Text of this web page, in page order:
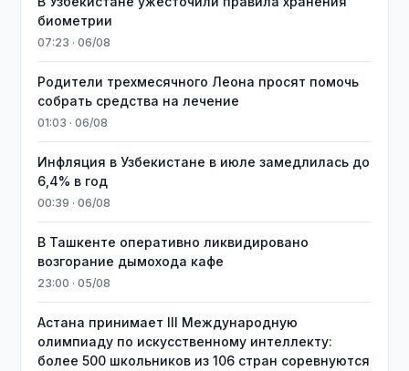
биометрии
07:23 · 06/08
Родители трехмесячного Леона просят помочь
собрать средства на лечение
01:03 · 06/08
Инфляция в Узбекистане в июле замедлилась до
6,4% в год
00:39 · 06/08
В Ташкенте оперативно ликвидировано
возгорание дымохода кафе
23:00 · 05/08
Астана принимает III Международную
олимпиаду по искусственному интеллекту:
более 500 школьников из 106 стран соревнуются